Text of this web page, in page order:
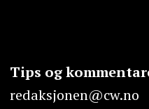
Tips og
redaksjonen@cw.no